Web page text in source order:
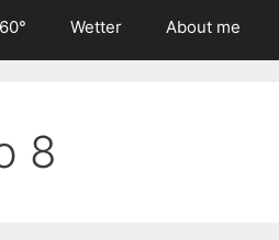
Wetter About me
8